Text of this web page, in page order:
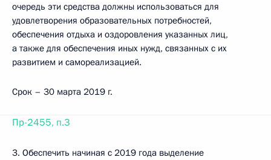
очередь эти средства должны использоваться для
удовлетворения образовательных потребностей,
обеспечения отдыха и оздоровления указанных лиц,
а также для обеспечения иных нужд, связанных с их
развитием и самореализацией.
Срок – 30 марта 2019 г.
Пр-2455, п.3
3. Обеспечить начиная с 2019 года выделение